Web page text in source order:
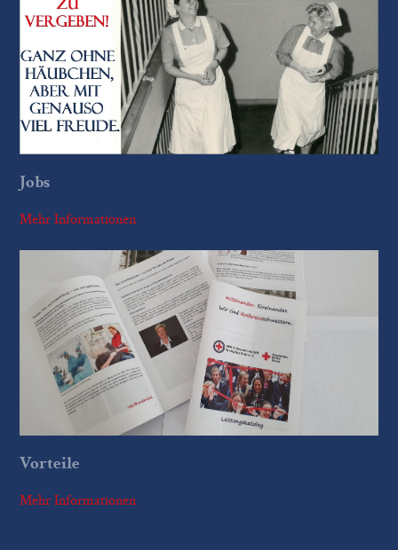
Jobs
Mehr Informationen
Vorteile
Mehr Informationen